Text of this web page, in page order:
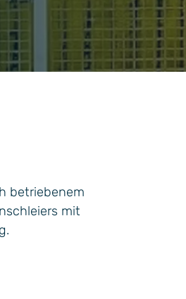
Technologieentwicklung
betriebenem
mit